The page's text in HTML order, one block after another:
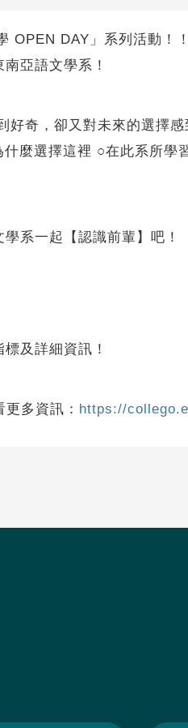
OPEN DAY」系列活動！！
亞語文學系！
奇，卻又對未來的選擇感
麼選擇這裡 ○在此系所學
系一起【認識前輩】吧！
及詳細資訊！
多資訊： https://